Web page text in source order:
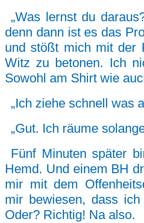
„Was lernst du
denn dann ist es das
und stößt mich mit der
Witz zu betonen. Ich
Sowohl am Shirt wie
„Ich ziehe schnell was
„Gut. Ich räume
Fünf Minuten später
Hemd. Und einem BH
mir mit dem
mir bewiesen, dass
Oder? Richtig! Na also.